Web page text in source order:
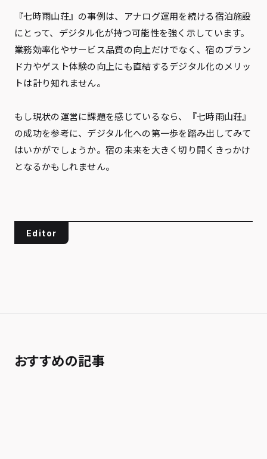
『七時雨山荘』の事例は、アナログ運用を続ける宿泊施設
にとって、デジタル化が持つ可能性を強く示しています。
業務効率化やサービス品質の向上だけでなく、宿のブラン
ド力やゲスト体験の向上にも直結するデジタル化のメリッ
トは計り知れません。
もし現状の運営に課題を感じているなら、『七時雨山荘』
の成功を参考に、デジタル化への第一歩を踏み出してみて
はいかがでしょうか。宿の未来を大きく切り開くきっかけ
となるかもしれません。
Editor
おすすめの記事